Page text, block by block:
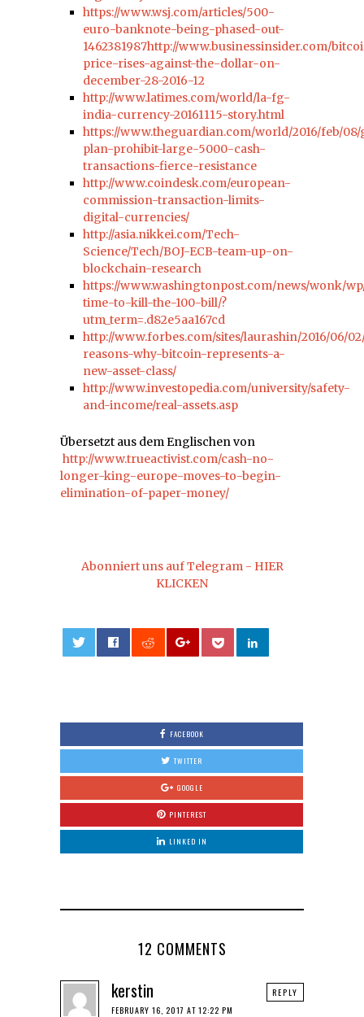
https://www.wsj.com/articles/500-
euro-banknote-being-phased-out-
1462381987http://www.businessinsider.com/
price-rises-against-the-dollar-on-
december-28-2016-12
http://www.latimes.com/world/la-fg-
india-currency-20161115-story.html
https://www.theguardian.com/world/2016/feb/
plan-prohibit-large-5000-cash-
transactions-fierce-resistance
http://www.coindesk.com/european-
commission-transaction-limits-
digital-currencies/
http://asia.nikkei.com/Tech-
Science/Tech/BOJ-ECB-team-up-on-
blockchain-research
https://www.washingtonpost.com/news/wonk/
time-to-kill-the-100-bill/?
utm_term=.d82e5aa167cd
http://www.forbes.com/sites/laurashin/2016/06/
reasons-why-bitcoin-represents-a-
new-asset-class/
http://www.investopedia.com/university/safety-
and-income/real-assets.asp
Übersetzt aus dem Englischen von
http://www.trueactivist.com/cash-no-
longer-king-europe-moves-to-begin-
elimination-of-paper-money/
Abonniert uns auf Telegram - HIER
KLICKEN
FACEBOOK
TWITTER
GOOGLE
PINTEREST
LINKED IN
12 COMMENTS
kerstin
FEBRUARY 16, 2017 AT 12:22 PM
REPLY